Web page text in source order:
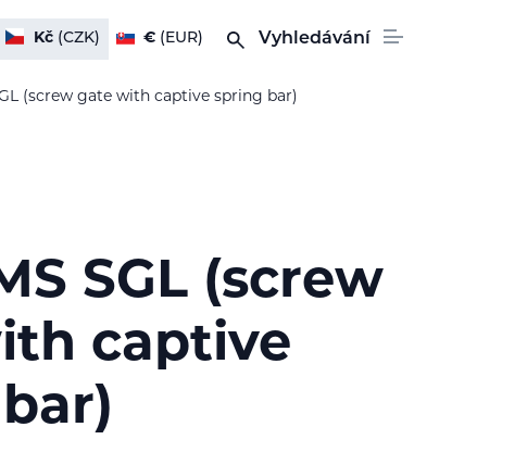
Kč(CZK) € (EUR) Vyhledávání
(screw gate with captive spring bar)
SGL (screw
captive